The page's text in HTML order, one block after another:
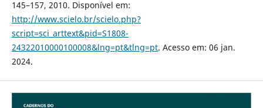
145–157, 2010. Disponível em:
http://www.scielo.br/scielo.php?
script=sci_arttext&pid=S1808-
24322010000100008&lng=pt&tlng=pt. Acesso em: 06 jan.
2024.